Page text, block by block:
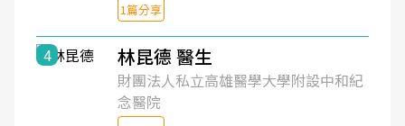
1篇分享
4 林昆德 醫生
財團法人私立高雄醫學大學附設中和紀
念醫院